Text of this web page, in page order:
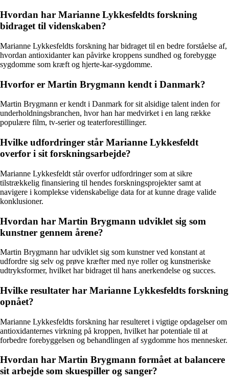
Hvordan har Marianne Lykkesfeldts forskning
bidraget til videnskaben?
Marianne Lykkesfeldts forskning har bidraget til en bedre forståelse af,
hvordan antioxidanter kan påvirke kroppens sundhed og forebygge
sygdomme som kræft og hjerte-kar-sygdomme.
Hvorfor er Martin Brygmann kendt i Danmark?
Martin Brygmann er kendt i Danmark for sit alsidige talent inden for
underholdningsbranchen, hvor han har medvirket i en lang række
populære film, tv-serier og teaterforestillinger.
Hvilke udfordringer står Marianne Lykkesfeldt
overfor i sit forskningsarbejde?
Marianne Lykkesfeldt står overfor udfordringer som at sikre
tilstrækkelig finansiering til hendes forskningsprojekter samt at
navigere i komplekse videnskabelige data for at kunne drage valide
konklusioner.
Hvordan har Martin Brygmann udviklet sig som
kunstner gennem årene?
Martin Brygmann har udviklet sig som kunstner ved konstant at
udfordre sig selv og prøve kræfter med nye roller og kunstneriske
udtryksformer, hvilket har bidraget til hans anerkendelse og succes.
Hvilke resultater har Marianne Lykkesfeldts forskning
opnået?
Marianne Lykkesfeldts forskning har resulteret i vigtige opdagelser om
antioxidanternes virkning på kroppen, hvilket har potentiale til at
forbedre forebyggelsen og behandlingen af sygdomme hos mennesker.
Hvordan har Martin Brygmann formået at balancere
sit arbejde som skuespiller og sanger?